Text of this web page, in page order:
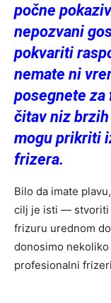
počne
nepozvani
pokvariti
nemate ni
posegnete
čitav niz
mogu prikriti
frizera.
Bilo da imate
cilj je isti — stvoriti
frizuru urednom
donosimo
profesionalni